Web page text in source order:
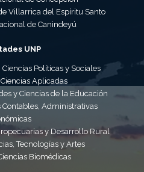
Villarrica del Espíritu Santo
de Canindeyú
UNP
Políticas y Sociales
Aplicadas
y Ciencias de la Educación
Contables, Administrativas
y Desarrollo Rural
Tecnologías y Artes
Biomédicas